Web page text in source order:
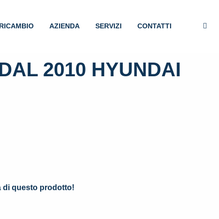
AZIENDA SERVIZI CONTATTI
2010 HYUNDAI
di questo prodotto!